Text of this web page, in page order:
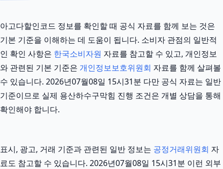
아고다할인코드 정보를 확인할 때 공식 자료를 함께 보는 것은
기본 기준을 이해하는 데 도움이 됩니다. 소비자 관점의 일반적
인 확인 사항은 한국소비자원 자료를 참고할 수 있고, 개인정보
와 관련된 기본 기준은 개인정보보호위원회 자료를 함께 살펴볼
수 있습니다. 2026년07월08일 15시31분 다만 공식 자료는 일반
기준이므로 실제 용산하수구막힘 진행 조건은 개별 상담을 통해
확인해야 합니다.
표시, 광고, 거래 기준과 관련된 일반 정보는 공정거래위원회 자
료도 참고할 수 있습니다. 2026년07월08일 15시31분 이런 외부